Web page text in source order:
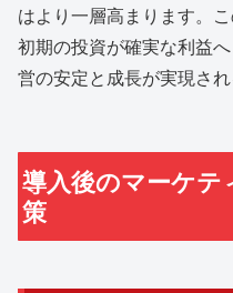
はより一層高まります。
初期の投資が確実な利益
営の安定と成長が実現され
導入後のマーケテ
策